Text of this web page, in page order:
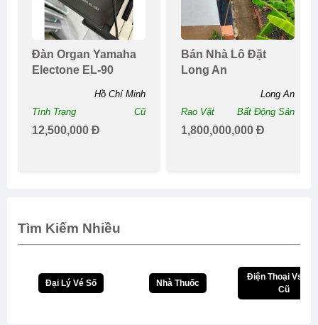
Đàn Organ Yamaha
Electone EL-90
Hồ Chí Minh
Tình Trạng
Cũ
12,500,000 Đ
Bán Nhà Lô Đặt
Long An
Long An
Rao Vặt
Bất Động Sản
1,800,000,000 Đ
Tìm Kiếm Nhiều
Đại Lý Vé Số Nhà Thuốc
Điện Thoại
Cũ